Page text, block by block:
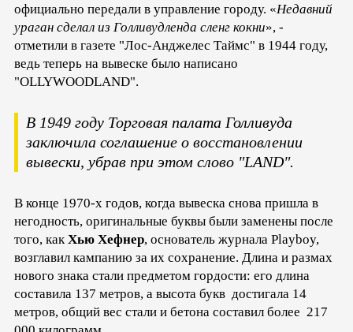
официально передали в управление городу. «Недавний
ураган сделал из Голливудленда сленг кокни», -
отметили в газете "Лос-Анджелес Таймс" в 1944 году,
ведь теперь на вывеске было написано
"OLLYWOODLAND".
В 1949 году Торговая палата Голливуда
заключила соглашение о восстановлении
вывески, убрав при этом слово "LAND".
В конце 1970-х годов, когда вывеска снова пришла в
негодность, оригинальные буквы были заменены после
того, как Хью Хефнер, основатель журнала Playboy,
возглавил кампанию за их сохранение. Длина и размах
нового знака стали предметом гордости: его длина
составила 137 метров, а высота букв достигала 14
метров, общий вес стали и бетона составил более 217